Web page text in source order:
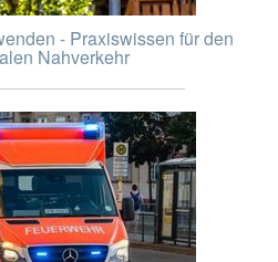
- Praxiswissen für den
Nahverkehr